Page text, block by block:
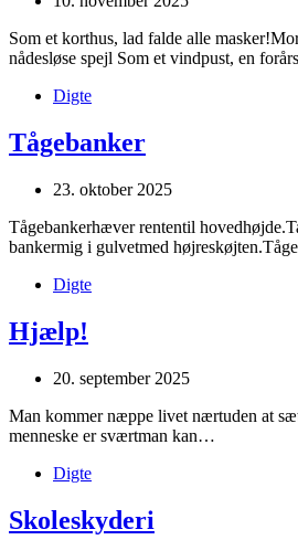
Som et korthus, lad falde alle
nådesløse spejl Som et vindpust, en
Digte
Tågebanker
23. oktober 2025
Tågebankerhæver rententil
bankermig i gulvetmed
Digte
Hjælp!
20. september 2025
Man kommer næppe livet nærtuden at
menneske er sværtman kan…
Digte
Skoleskyderi